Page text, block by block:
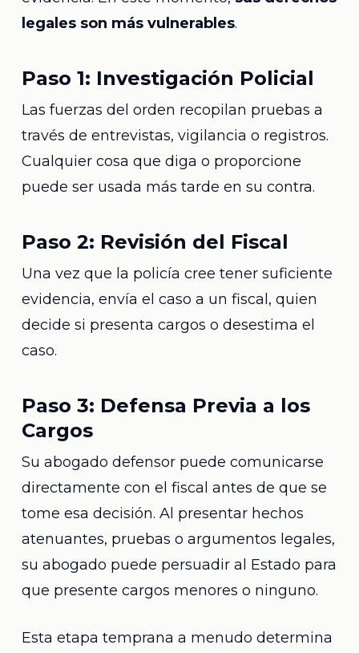
legales son más vulnerables.
Paso 1: Investigación Policial
Las fuerzas del orden recopilan pruebas a
través de entrevistas, vigilancia o registros.
Cualquier cosa que diga o proporcione
puede ser usada más tarde en su contra.
Paso 2: Revisión del Fiscal
Una vez que la policía cree tener suficiente
evidencia, envía el caso a un fiscal, quien
decide si presenta cargos o desestima el
caso.
Paso 3: Defensa Previa a los
Cargos
Su abogado defensor puede comunicarse
directamente con el fiscal antes de que se
tome esa decisión. Al presentar hechos
atenuantes, pruebas o argumentos legales,
su abogado puede persuadir al Estado para
que presente cargos menores o ninguno.
Esta etapa temprana a menudo determina